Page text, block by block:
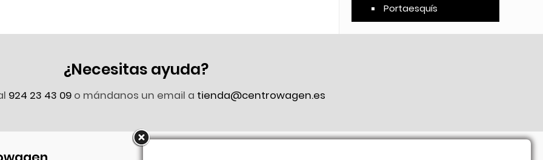
Portaesquís
¿Necesitas ayuda?
924 23 43 09 o mándanos un email a tienda@centrowagen.es